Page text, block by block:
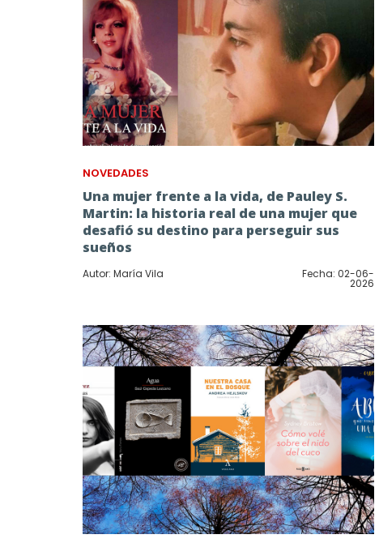
NOVEDADES
Una mujer frente a la vida, de Pauley S.
Martin: la historia real de una mujer que
desafió su destino para perseguir sus
sueños
Autor: María Vila Fecha: 02-06-
2026